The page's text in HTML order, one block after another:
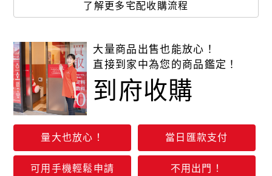
了解更多宅配收購流程
大量商品出售也能放心！
直接到家中為您的商品鑑定！
到府收購
量大也放心！ 當日匯款支付
可用手機輕鬆申請 不用出門！